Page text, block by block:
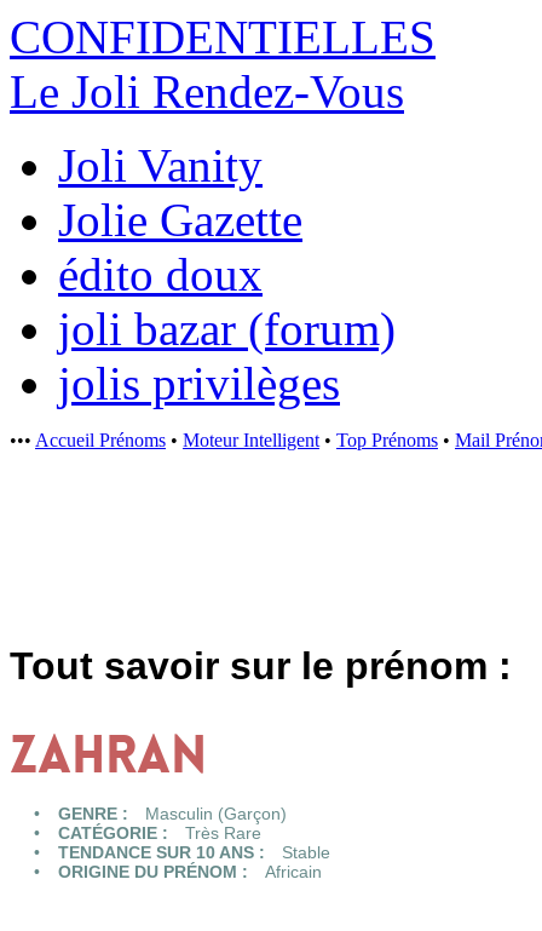
CONFIDENTIELLES
Le Joli Rendez-Vous
Joli Vanity
Jolie Gazette
édito doux
joli bazar (forum)
jolis privilèges
••• Accueil Prénoms • Moteur Intelligent • Top Prénoms • Mail
Tout savoir sur le prénom :
ZAHRAN
GENRE :
Masculin (Garçon)
CATÉGORIE :
Très Rare
TENDANCE SUR 10 ANS :
Stable
ORIGINE DU PRÉNOM :
Africain